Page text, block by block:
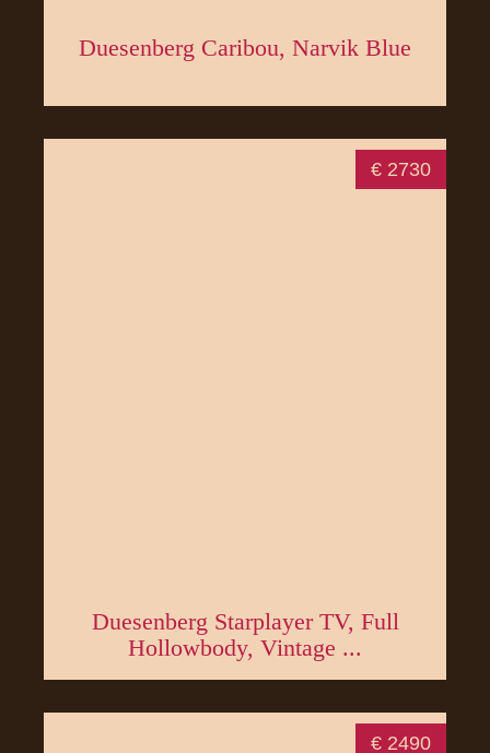
Duesenberg Caribou, Narvik Blue
€ 2730
Duesenberg Starplayer TV, Full
Hollowbody, Vintage ...
€ 2490